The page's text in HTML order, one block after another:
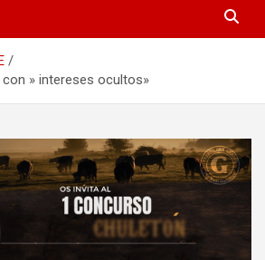
» intereses ocultos»